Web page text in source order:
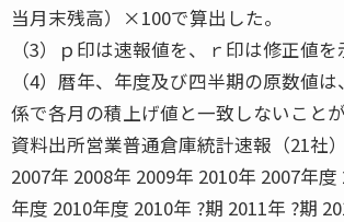
当月末残高）×100で算出した。
（3）ｐ印は速報値を、ｒ印は修正値を
（4）暦年、年度及び四半期の原数値
係で各月の積上げ値と一致しないことが
資料出所営業普通倉庫統計速報（21社
2007年 2008年 2009年 2010年 2007年
年度 2010年度 2010年 ?期 2011年 ?期